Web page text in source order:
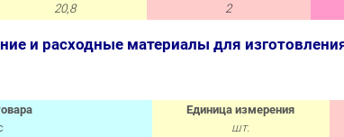
20,8 2
и расходные материалы для
Единица измерения
шт.